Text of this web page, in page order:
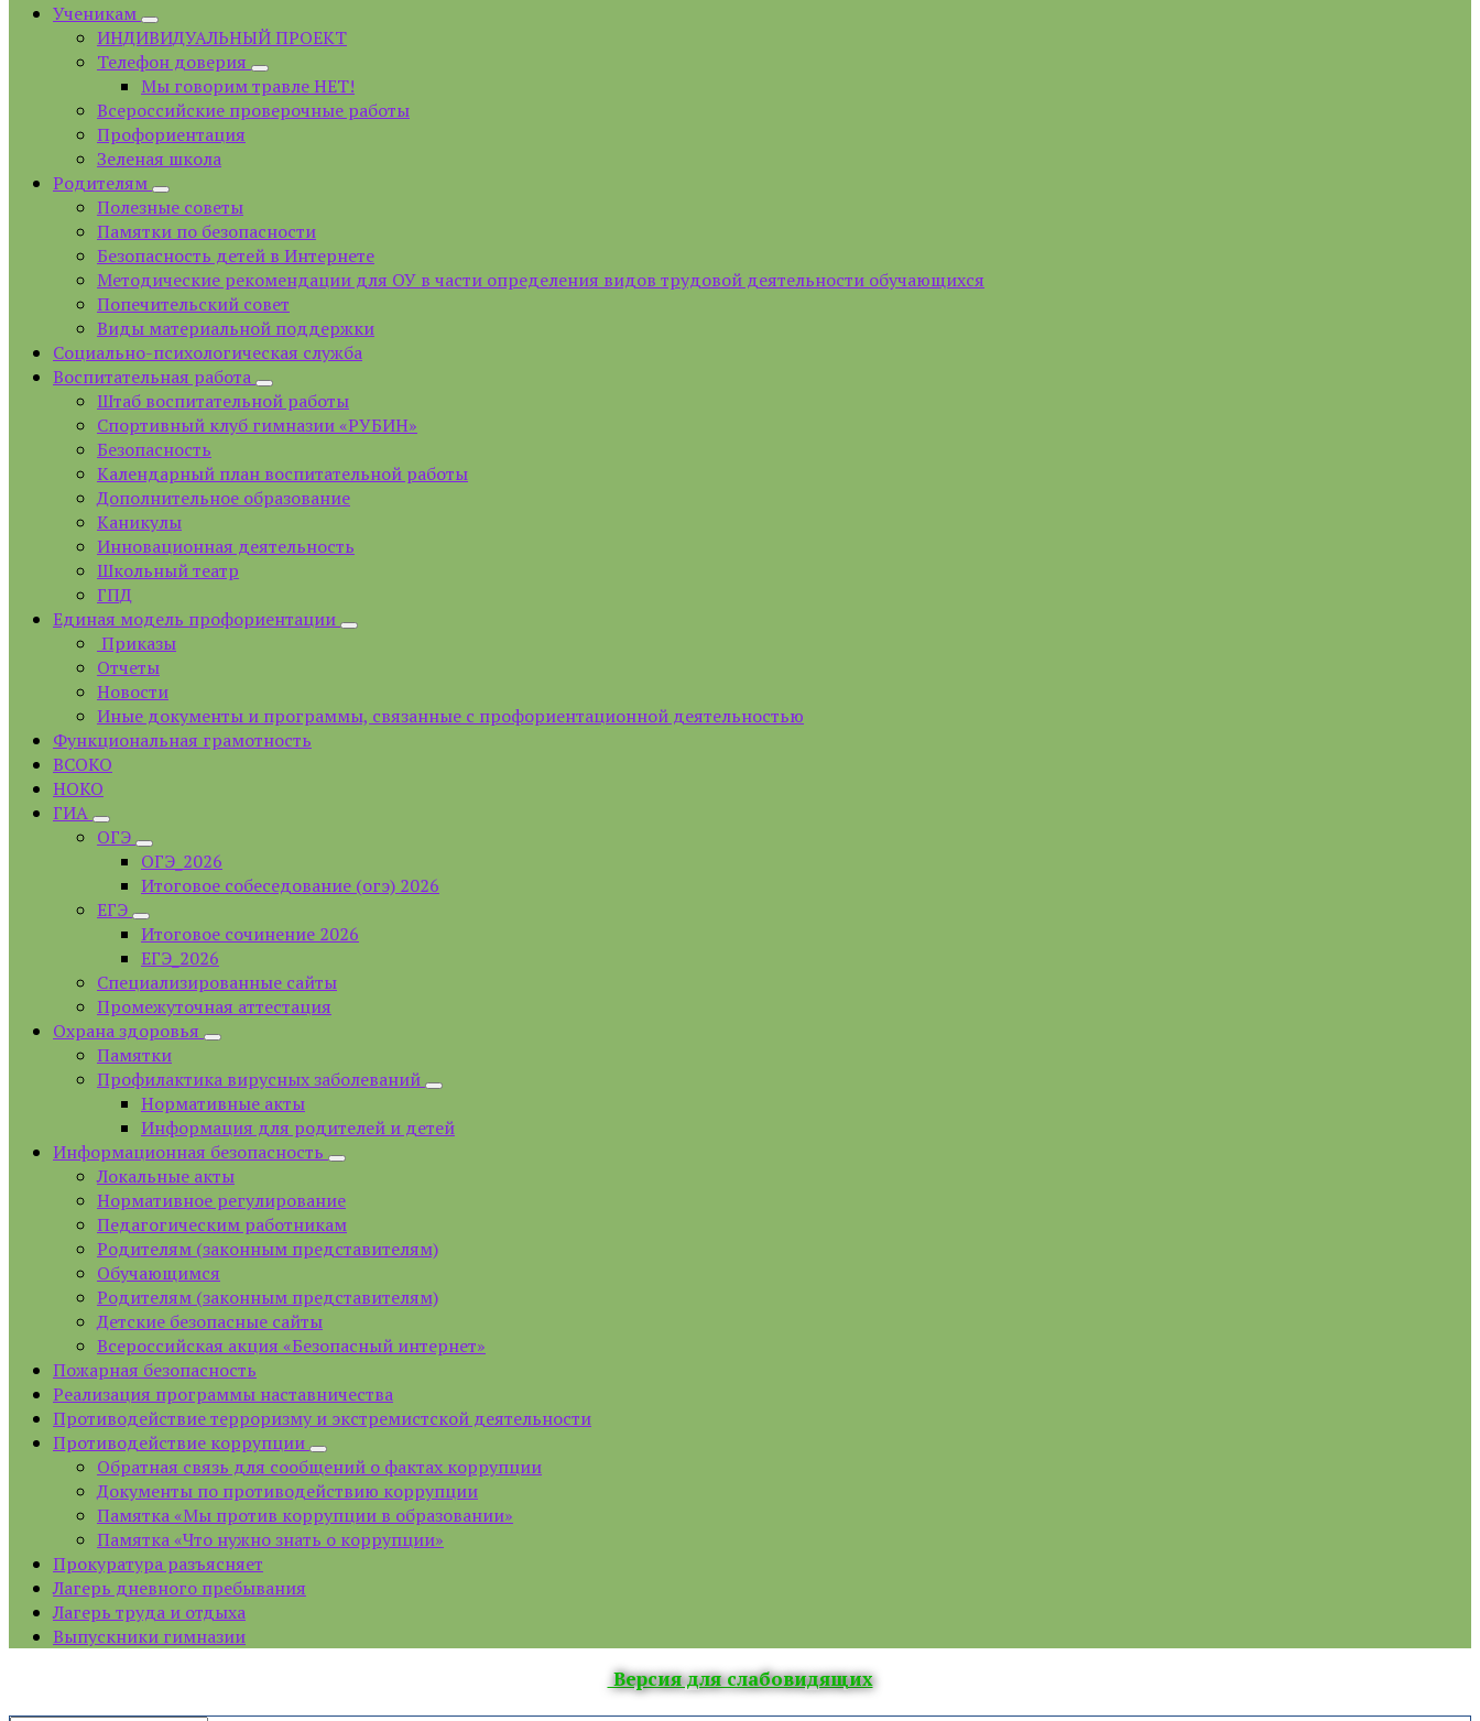
Ученикам
ИНДИВИДУАЛЬНЫЙ ПРОЕКТ
Телефон доверия
Мы говорим травле НЕТ!
Всероссийские проверочные работы
Профориентация
Зеленая школа
Родителям
Полезные советы
Памятки по безопасности
Безопасность детей в Интернете
Методические рекомендации для ОУ в части определения видов трудовой деятельности обучающихся
Попечительский совет
Виды материальной поддержки
Социально-психологическая служба
Воспитательная работа
Штаб воспитательной работы
Спортивный клуб гимназии «РУБИН»
Безопасность
Календарный план воспитательной работы
Дополнительное образование
Каникулы
Инновационная деятельность
Школьный театр
ГПД
Единая модель профориентации
Приказы
Отчеты
Новости
Иные документы и программы, связанные с профориентационной деятельностью
Функциональная грамотность
ВСОКО
НОКО
ГИА
ОГЭ
ОГЭ_2026
Итоговое собеседование (огэ) 2026
ЕГЭ
Итоговое сочинение 2026
ЕГЭ_2026
Специализированные сайты
Промежуточная аттестация
Охрана здоровья
Памятки
Профилактика вирусных заболеваний
Нормативные акты
Информация для родителей и детей
Информационная безопасность
Локальные акты
Нормативное регулирование
Педагогическим работникам
Родителям (законным представителям)
Обучающимся
Родителям (законным представителям)
Детские безопасные сайты
Всероссийская акция «Безопасный интернет»
Пожарная безопасность
Реализация программы наставничества
Противодействие терроризму и экстремистской деятельности
Противодействие коррупции
Обратная связь для сообщений о фактах коррупции
Документы по противодействию коррупции
Памятка «Мы против коррупции в образовании»
Памятка «Что нужно знать о коррупции»
Прокуратура разъясняет
Лагерь дневного пребывания
Лагерь труда и отдыха
Выпускники гимназии
Версия для слабовидящих